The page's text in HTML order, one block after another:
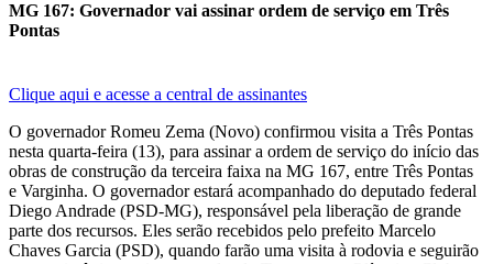
MG 167: Governador vai assinar ordem de serviço em Três
Pontas
Clique aqui e acesse a central de assinantes
O governador Romeu Zema (Novo) confirmou visita a Três Pontas
nesta quarta-feira (13), para assinar a ordem de serviço do início das
obras de construção da terceira faixa na MG 167, entre Três Pontas
e Varginha. O governador estará acompanhado do deputado federal
Diego Andrade (PSD-MG), responsável pela liberação de grande
parte dos recursos. Eles serão recebidos pelo prefeito Marcelo
Chaves Garcia (PSD), quando farão uma visita à rodovia e seguirão